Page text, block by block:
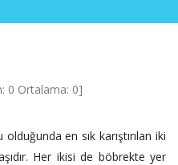
0 Ortalama: 0]
en sık karıştırılan iki
Her ikisi de böbrekte yer